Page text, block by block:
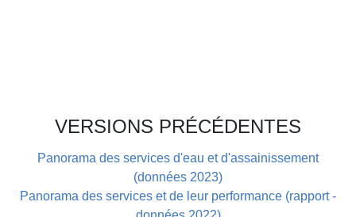
VERSIONS PRÉCÉDENTES
Panorama des services d'eau et d'assainissement
(données 2023)
Panorama des services et de leur performance (rapport -